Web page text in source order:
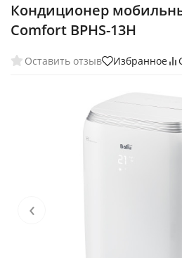
Кондиционер
Comfort BPHS-13H
Оставить отзыв Избранное
‹